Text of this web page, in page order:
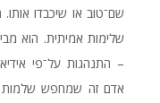
שם־טוב או שיכבדו
שלימות אמיתית. הוא
– התנהגות על־פי
אדם זה שמחפש שלמות